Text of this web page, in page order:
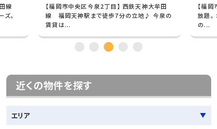
線
。
【福岡市中央区今泉2丁目】 西鉄天神大牟田
線 福岡天神駅まで徒歩7分の立地♪ 今泉の
賃貸は...
【福
放題
の...
近くの物件を探す
エリア